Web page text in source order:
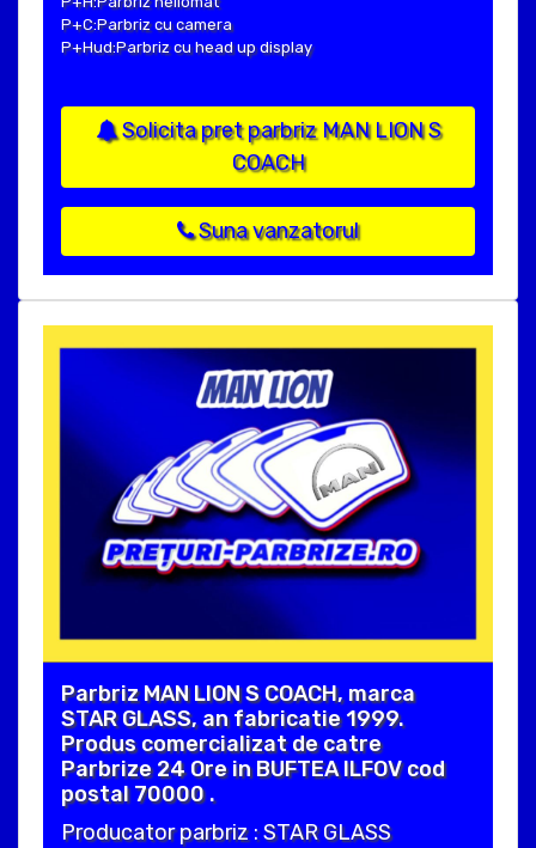
P+C:Parbriz cu camera
P+Hud:Parbriz cu head up display
Solicita pret parbriz MAN LION S
COACH
Suna vanzatorul
Parbriz MAN LION S COACH, marca
STAR GLASS, an fabricatie 1999.
Produs comercializat de catre
Parbrize 24 Ore in BUFTEA ILFOV cod
postal 70000 .
Producator parbriz : STAR GLASS